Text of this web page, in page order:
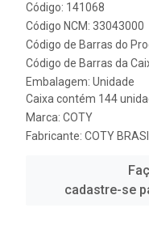
Código: 141068
Código NCM: 33043000
Código de Barras do
Código de Barras da
Embalagem: Unidade
Caixa contém 144
Marca: COTY
Fabricante: COTY BRASIL
cadastre-se